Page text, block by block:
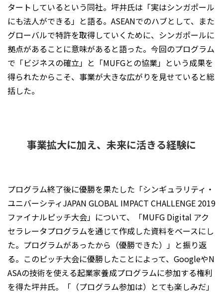
タートしているという同社。坪井氏は「実はシンガポール
にも法人ができる」と語る。ASEANでのハブとして、また
グローバルで特許を取得していくために、シンガポールに
拠点があることに意味があると語った。今回のプログラム
で「ビジネスの確立」と「MUFGとの協業」という成果を
得られたからこそ、事業が大きな広がりを見せていると総
括した。
事業拡大に加え、未来に活きる経験に
プログラム終了後に優勝を果たした「シンギュラリティ・
ユニバーシティJAPAN GLOBAL IMPACT CHALLENGE 2019
ファイナルピッチ大会」について、「MUFG Digital アク
セラレータプログラムを通じて作成した資料をベースにし
た。プログラムがあったから（優勝できた）」と振り返
る。このピッチ大会に優勝したことによって、GoogleやN
ASAの技術を使える起業家養成プログラムに参加する権利
を得た坪井氏。「（プログラム参加は）とても楽しみだ」